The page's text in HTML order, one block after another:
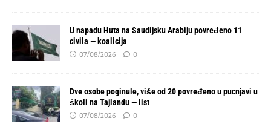
U napadu Huta na Saudijsku Arabiju povređeno 11
civila — koalicija
07/08/2026 0
Dve osobe poginule, više od 20 povređeno u pucnjavi u
školi na Tajlandu — list
07/08/2026 0